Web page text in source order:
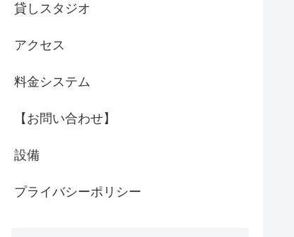
貸しスタジオ
アクセス
料金システム
【お問い合わせ】
設備
プライバシーポリシー